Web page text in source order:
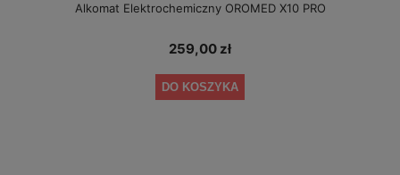
Alkomat Elektrochemiczny OROMED X10 PRO
259,00 zł
DO KOSZYKA